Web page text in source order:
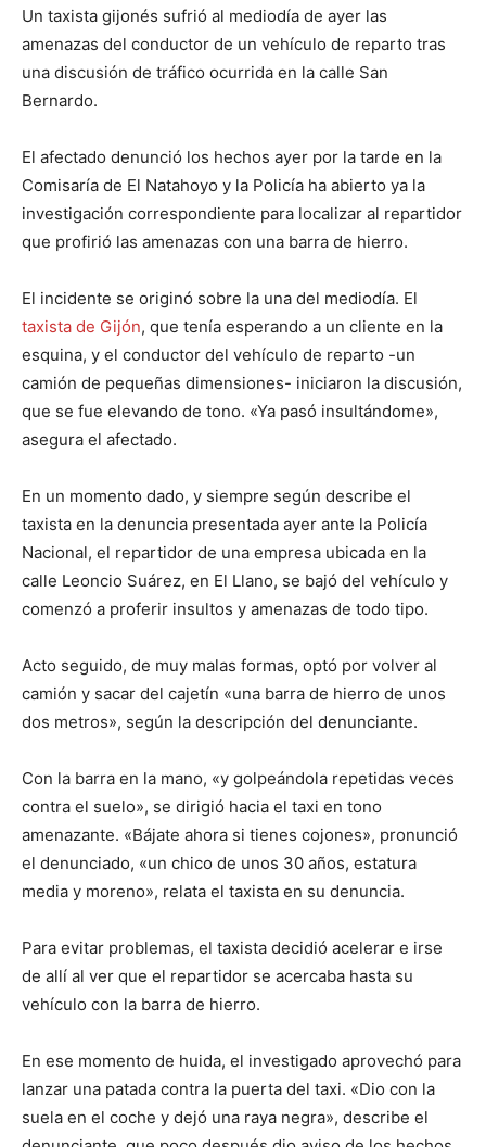
Un taxista gijonés sufrió al mediodía de ayer las
amenazas del conductor de un vehículo de reparto tras
una discusión de tráfico ocurrida en la calle San
Bernardo.
El afectado denunció los hechos ayer por la tarde en la
Comisaría de El Natahoyo y la Policía ha abierto ya la
investigación correspondiente para localizar al repartidor
que profirió las amenazas con una barra de hierro.
El incidente se originó sobre la una del mediodía. El
taxista de Gijón, que tenía esperando a un cliente en la
esquina, y el conductor del vehículo de reparto -un
camión de pequeñas dimensiones- iniciaron la discusión,
que se fue elevando de tono. «Ya pasó insultándome»,
asegura el afectado.
En un momento dado, y siempre según describe el
taxista en la denuncia presentada ayer ante la Policía
Nacional, el repartidor de una empresa ubicada en la
calle Leoncio Suárez, en El Llano, se bajó del vehículo y
comenzó a proferir insultos y amenazas de todo tipo.
Acto seguido, de muy malas formas, optó por volver al
camión y sacar del cajetín «una barra de hierro de unos
dos metros», según la descripción del denunciante.
Con la barra en la mano, «y golpeándola repetidas veces
contra el suelo», se dirigió hacia el taxi en tono
amenazante. «Bájate ahora si tienes cojones», pronunció
el denunciado, «un chico de unos 30 años, estatura
media y moreno», relata el taxista en su denuncia.
Para evitar problemas, el taxista decidió acelerar e irse
de allí al ver que el repartidor se acercaba hasta su
vehículo con la barra de hierro.
En ese momento de huida, el investigado aprovechó para
lanzar una patada contra la puerta del taxi. «Dio con la
suela en el coche y dejó una raya negra», describe el